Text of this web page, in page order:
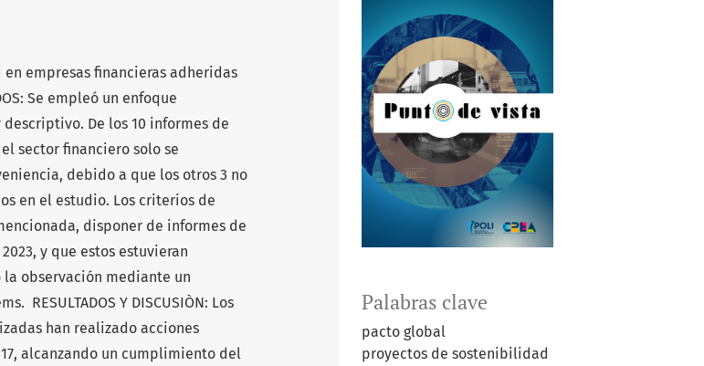
Palabras clave
pacto global
proyectos de sostenibilidad
en empresas financieras adheridas
Se empleó un enfoque
De los 10 informes de
sector financiero solo se
debido a que los otros 3 no
en el estudio. Los criterios de
disponer de informes de
y que estos estuvieran
observación mediante un
RESULTADOS Y DISCUSIÒN: Los
han realizado acciones
17, alcanzando un cumplimiento del